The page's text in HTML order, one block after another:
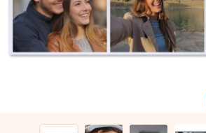
dela, uma foto ou uma mensagem
coração. Sem complicações, apenas
momento especial.